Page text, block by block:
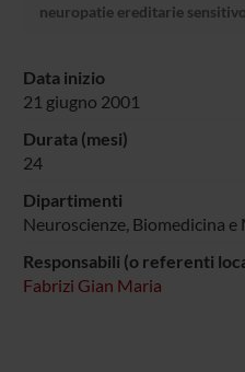
neuropatie ereditarie
Data inizio
21 giugno 2001
Durata (mesi)
24
Dipartimenti
Neuroscienze, Biomedicina
Responsabili (o referenti
Fabrizi Gian Maria